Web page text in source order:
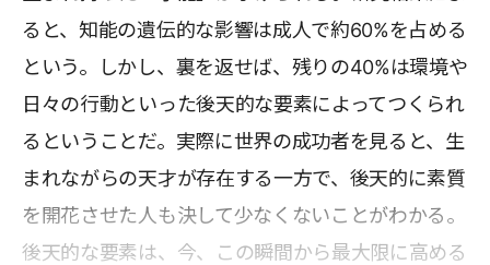
ると、知能の遺伝的な影響は成人で約60%を占める
という。しかし、裏を返せば、残りの40%は環境や
日々の行動といった後天的な要素によってつくられ
るということだ。実際に世界の成功者を見ると、生
まれながらの天才が存在する一方で、後天的に素質
を開花させた人も決して少なくないことがわかる。
後天的な要素は、今、この瞬間から最大限に高める